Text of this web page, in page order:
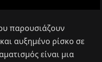
παρουσιάζουν
αυξημένο ρίσκο σε
είναι μια